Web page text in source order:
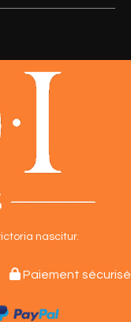
nascitur.
Paiement sécurisé